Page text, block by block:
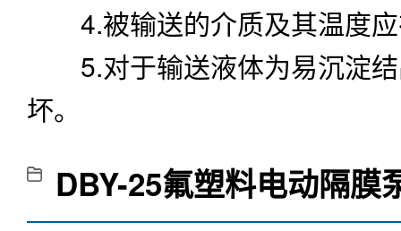
4.被输送的介质及其温度应
5.对于输送液体为易沉淀结
坏。
DBY-25氟塑料电动隔膜